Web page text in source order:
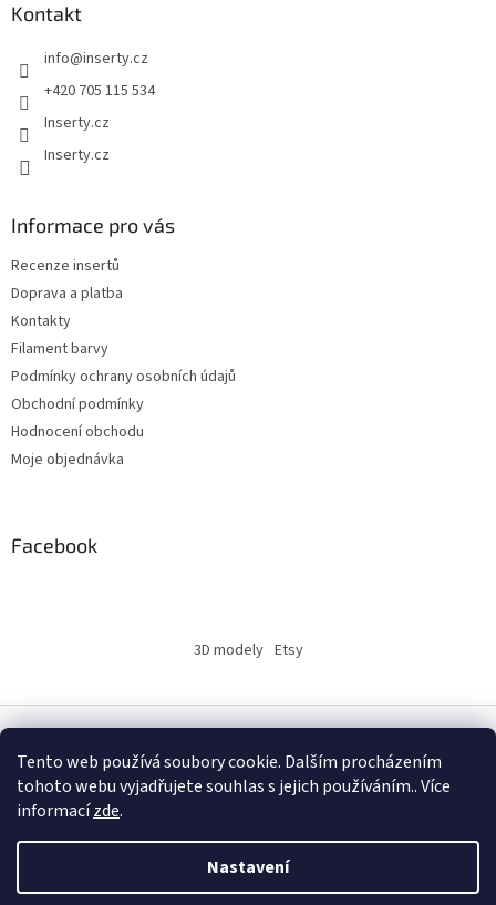
Tento web používá soubory cookie. Dalším procházením
tohoto webu vyjadřujete souhlas s jejich používáním.. Více
informacízde.
Nastavení
Kontakt
info@inserty.cz
+420 705 115 534
Inserty.cz
Inserty.cz
Informace pro vás
Recenze insertů
Doprava a platba
Kontakty
Filament barvy
Podmínky ochrany osobních údajů
Obchodní podmínky
Hodnocení obchodu
Moje objednávka
Facebook
3D modely Etsy
Vytvořil Shoptet